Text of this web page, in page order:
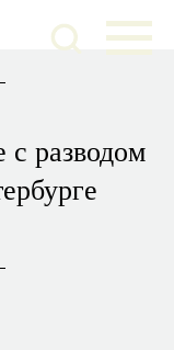
с разводом